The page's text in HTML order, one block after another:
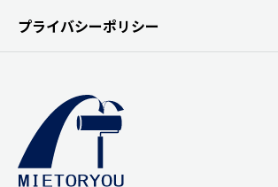
プライバシーポリシー